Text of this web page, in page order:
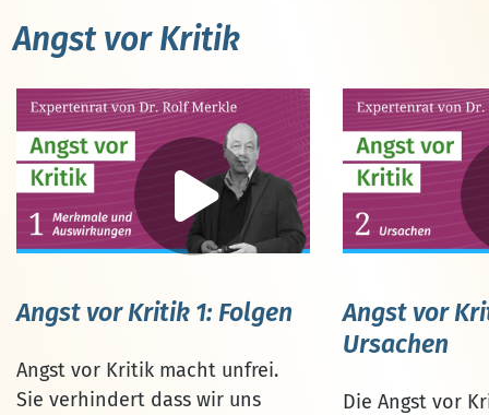
Angst vor Kritik
Angst vor Kritik 1: Folgen
Angst vor Kritik macht unfrei.
Sie verhindert dass wir uns
Angst vor
Ursachen
Die Angst vor